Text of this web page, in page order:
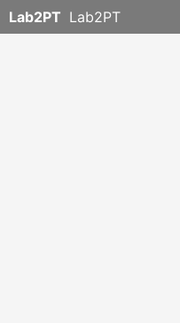
Lab2PT Lab2PT